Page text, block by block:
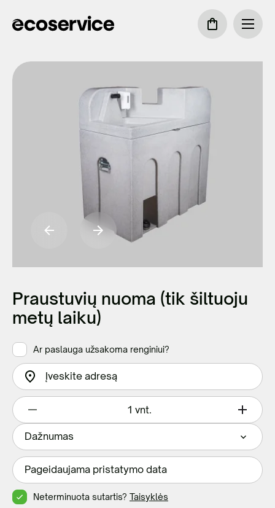
Praustuvių nuoma (tik šiltuoju
metų laiku)
Ar paslauga užsakoma renginiui?
vnt.
Neterminuota sutartis? Taisyklės